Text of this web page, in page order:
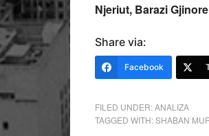
Njeriut, Barazi
Share via:
Facebook
FILED UNDER:ANALIZA
TAGGED WITH:SHABAN